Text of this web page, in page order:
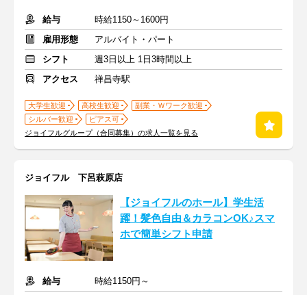
給与
時給1150～1600円
雇用形態
アルバイト・パート
シフト
週3日以上 1日3時間以上
アクセス
禅昌寺駅
大学生歓迎 高校生歓迎
副業・Ｗワーク歓迎
シルバー歓迎
ピアス可
ジョイフルグループ（合同募集）の求人一覧を見る
ジョイフル 下呂萩原店
【ジョイフルのホール】学生活
躍！髪色自由＆カラコンOK♪スマ
ホで簡単シフト申請
給与
時給1150円～